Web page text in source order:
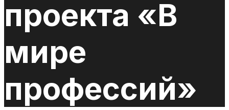
проекта «В
мире
профессий»